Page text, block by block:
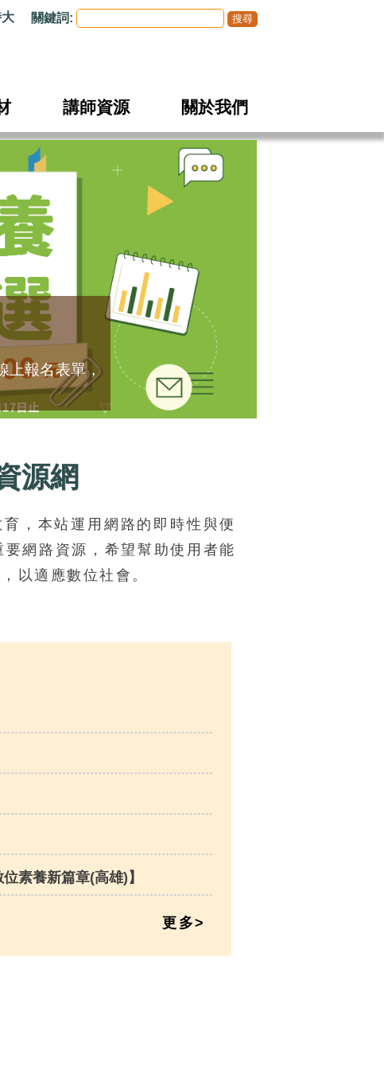
關鍵詞:
講師資源 關於我們
上報名表單，
源網
，本站運用網路的即時性與便
網路資源，希望幫助使用者能
以適應數位社會。
素養新篇章(高雄)】
更多>